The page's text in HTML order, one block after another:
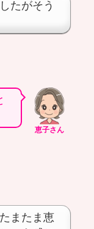
たがそう
恵子さん
またま恵